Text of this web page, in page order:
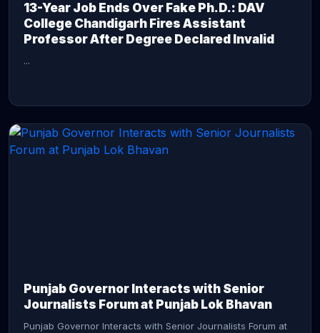
13-Year Job Ends Over Fake Ph.D.: DAV
College Chandigarh Fires Assistant
Professor After Degree Declared Invalid
...
Punjab Governor Interacts with Senior
Journalists Forum at Punjab Lok Bhavan
Punjab Governor Interacts with Senior Journalists Forum at